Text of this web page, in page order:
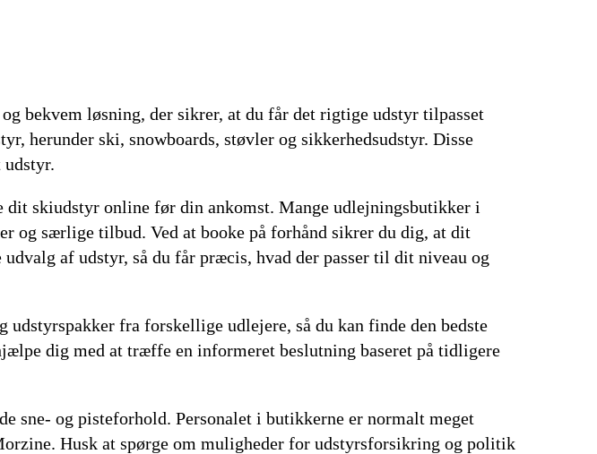
bekvem løsning, der sikrer, at du får det rigtige udstyr tilpasset
herunder ski, snowboards, støvler og sikkerhedsudstyr. Disse
udstyr.
dit skiudstyr online før din ankomst. Mange udlejningsbutikker i
særlige tilbud. Ved at booke på forhånd sikrer du dig, at dit
af udstyr, så du får præcis, hvad der passer til dit niveau og
fra forskellige udlejere, så du kan finde den bedste
dig med at træffe en informeret beslutning baseret på tidligere
sne- og pisteforhold. Personalet i butikkerne er normalt meget
Husk at spørge om muligheder for udstyrsforsikring og politik